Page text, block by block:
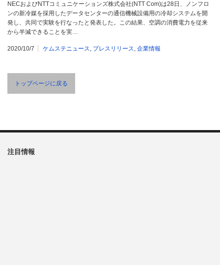
NECおよびNTTコミュニケーションズ株式会社(NTT Com)は28日、ノンフロ
ンの新冷媒を採用したデータセンターの通信機械設備用の冷却システムを開
発し、共同で実験を行なったと発表した。この結果、空調の消費電力を従来
から半減できることを実…
2020/10/7 ケムステニュース, プレスリリース, 企業情報
トップページに戻る
注目情報